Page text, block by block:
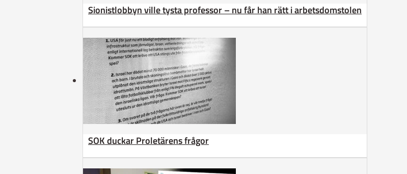
Sionistlobbyn ville tysta professor – nu får han rätt i arbetsdomstolen
SOK duckar Proletärens frågor